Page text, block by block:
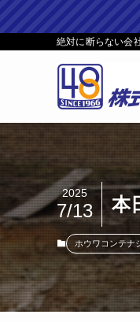
絶対に断らない
本
2025
7/13
ホウワコンテナ